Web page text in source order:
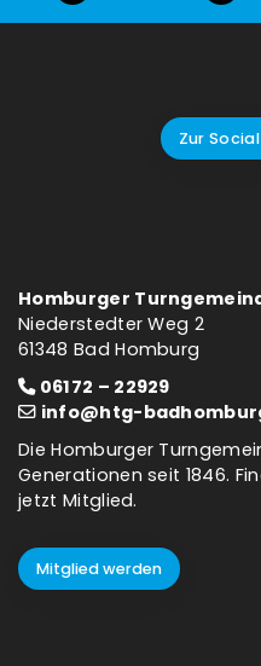
Zur
Homburger
Niederstedter Weg 2
61348 Bad Homburg
06172 – 22929
info@htg-
Die Homburger
Generationen seit 1846.
jetzt Mitglied.
Mitglied werden